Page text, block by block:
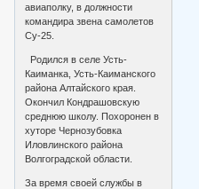
авиаполку, в должности
командира звена самолетов
Су-25.
Родился в селе Усть-
Каиманка, Усть-Каиманского
района Алтайского края.
Окончил Кондрашовскую
среднюю школу. Похоронен в
хуторе Чернозубовка
Иловлинского района
Волгоградской области.
За время своей службы в